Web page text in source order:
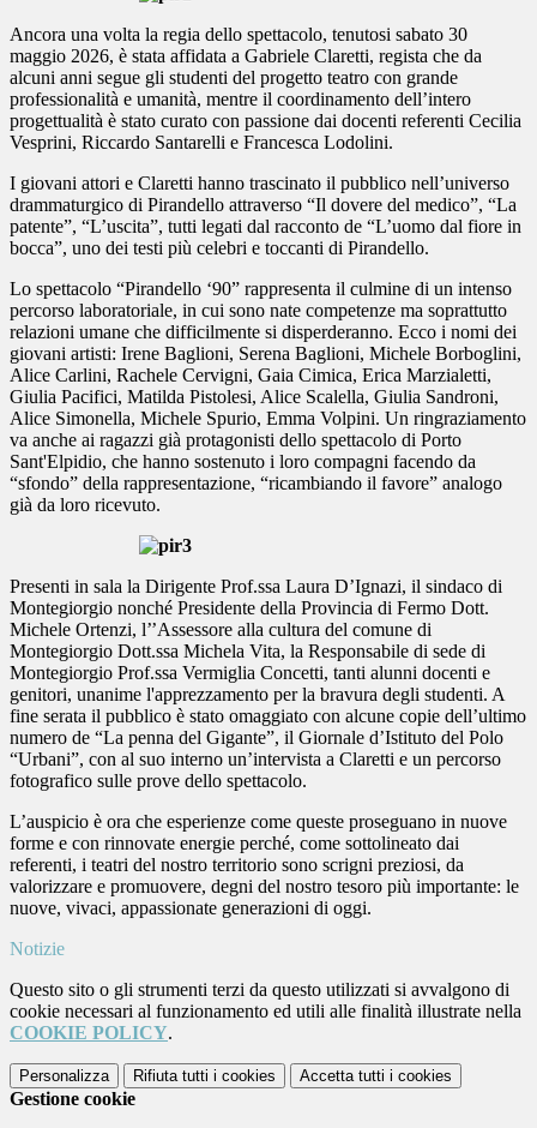
Ancora una volta la regia dello spettacolo, tenutosi sabato 30
maggio 2026, è stata affidata a Gabriele Claretti, regista che da
alcuni anni segue gli studenti del progetto teatro con grande
professionalità e umanità, mentre il coordinamento dell’intero
progettualità è stato curato con passione dai docenti referenti Cecilia
Vesprini, Riccardo Santarelli e Francesca Lodolini.
I giovani attori e Claretti hanno trascinato il pubblico nell’universo
drammaturgico di Pirandello attraverso “Il dovere del medico”, “La
patente”, “L’uscita”, tutti legati dal racconto de “L’uomo dal fiore in
bocca”, uno dei testi più celebri e toccanti di Pirandello.
Lo spettacolo “Pirandello ‘90” rappresenta il culmine di un intenso
percorso laboratoriale, in cui sono nate competenze ma soprattutto
relazioni umane che difficilmente si disperderanno. Ecco i nomi dei
giovani artisti: Irene Baglioni, Serena Baglioni, Michele Borboglini,
Alice Carlini, Rachele Cervigni, Gaia Cimica, Erica Marzialetti,
Giulia Pacifici, Matilda Pistolesi, Alice Scalella, Giulia Sandroni,
Alice Simonella, Michele Spurio, Emma Volpini. Un ringraziamento
va anche ai ragazzi già protagonisti dello spettacolo di Porto
Sant'Elpidio, che hanno sostenuto i loro compagni facendo da
“sfondo” della rappresentazione, “ricambiando il favore” analogo
già da loro ricevuto.
Presenti in sala la Dirigente Prof.ssa Laura D’Ignazi, il sindaco di
Montegiorgio nonché Presidente della Provincia di Fermo Dott.
Michele Ortenzi, l’’Assessore alla cultura del comune di
Montegiorgio Dott.ssa Michela Vita, la Responsabile di sede di
Montegiorgio Prof.ssa Vermiglia Concetti, tanti alunni docenti e
genitori, unanime l'apprezzamento per la bravura degli studenti. A
fine serata il pubblico è stato omaggiato con alcune copie dell’ultimo
numero de “La penna del Gigante”, il Giornale d’Istituto del Polo
“Urbani”, con al suo interno un’intervista a Claretti e un percorso
fotografico sulle prove dello spettacolo.
L’auspicio è ora che esperienze come queste proseguano in nuove
forme e con rinnovate energie perché, come sottolineato dai
referenti, i teatri del nostro territorio sono scrigni preziosi, da
valorizzare e promuovere, degni del nostro tesoro più importante: le
nuove, vivaci, appassionate generazioni di oggi.
Notizie
Questo sito o gli strumenti terzi da questo utilizzati si avvalgono di
cookie necessari al funzionamento ed utili alle finalità illustrate nella
COOKIE POLICY.
Personalizza Rifiuta tutti i cookies Accetta tutti i cookies
Gestione cookie